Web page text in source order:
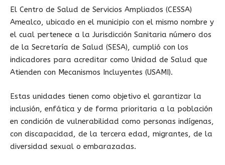
El Centro de Salud de Servicios Ampliados (CESSA)
Amealco, ubicado en el municipio con el mismo nombre y
el cual pertenece a la Jurisdicción Sanitaria número dos
de la Secretaría de Salud (SESA), cumplió con los
indicadores para acreditar como Unidad de Salud que
Atienden con Mecanismos Incluyentes (USAMI).
Estas unidades tienen como objetivo el garantizar la
inclusión, enfática y de forma prioritaria a la población
en condición de vulnerabilidad como personas indígenas,
con discapacidad, de la tercera edad, migrantes, de la
diversidad sexual o embarazadas.